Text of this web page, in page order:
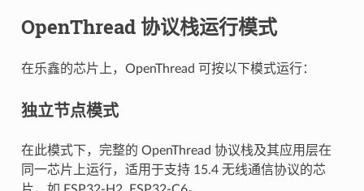
OpenThread 协议栈运行模式
在乐鑫的芯片上，OpenThread 可按以下模式运行：
独立节点模式
在此模式下，完整的 OpenThread 协议栈及其应用层在
同一芯片上运行，适用于支持 15.4 无线通信协议的芯